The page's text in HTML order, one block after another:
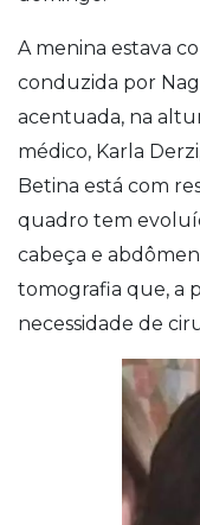
A menina estava
conduzida por
acentuada, na
médico, Karla
Betina está com
quadro tem
cabeça e
tomografia que, a
necessidade de